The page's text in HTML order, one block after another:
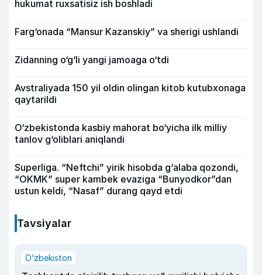
hukumat ruxsatisiz ish boshladi
Farg‘onada “Mansur Kazanskiy” va sherigi ushlandi
Zidanning o‘g‘li yangi jamoaga o‘tdi
Avstraliyada 150 yil oldin olingan kitob kutubxonaga
qaytarildi
O‘zbekistonda kasbiy mahorat bo‘yicha ilk milliy
tanlov g‘oliblari aniqlandi
Superliga. “Neftchi” yirik hisobda g‘alaba qozondi,
“OKMK” super kambek evaziga “Bunyodkor”dan
ustun keldi, “Nasaf” durang qayd etdi
Tavsiyalar
O‘zbekiston